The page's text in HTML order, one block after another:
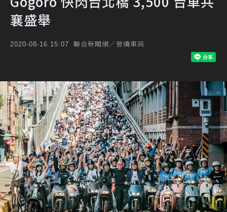
襄盛舉
2020-08-16 15:07 聯合新聞網／發燒車訊